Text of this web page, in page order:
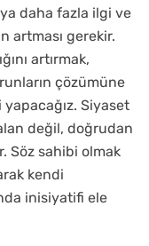
daha fazla ilgi ve
artması gerekir.
artırmak,
çözümüne
Siyaset
değil, doğrudan
Söz sahibi olmak
kendi
inisiyatifi ele